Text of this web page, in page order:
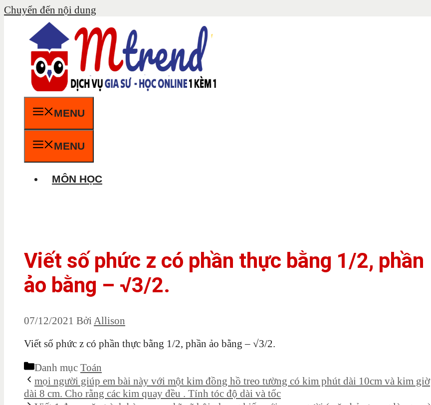
Chuyển đến nội dung
MENU
MENU
MÔN HỌC
Viết số phức z có phần thực bằng 1/2, phần
ảo bằng – √3/2.
07/12/2021 Bởi Allison
Viết số phức z có phần thực bằng 1/2, phần ảo bằng – √3/2.
Danh mục Toán
mọi người giúp em bài này với một kim đồng hồ treo tường có kim phút dài 10cm và kim giờ
dài 8 cm. Cho rằng các kim quay đều . Tính tóc độ dài và tốc